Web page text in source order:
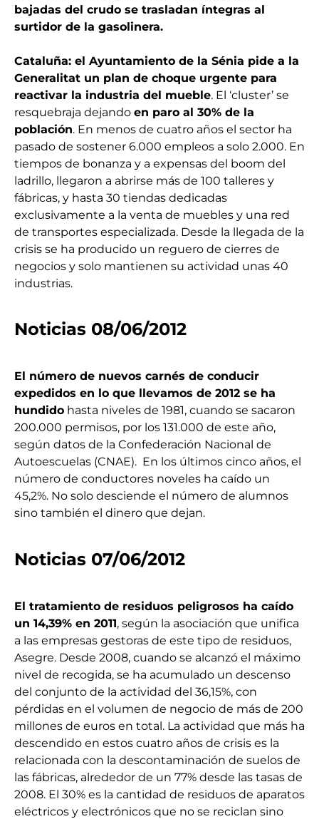
bajadas del crudo se trasladan íntegras al
surtidor de la gasolinera.
Cataluña: el Ayuntamiento de la Sénia pide a la
Generalitat un plan de choque urgente para
reactivar la industria del mueble. El ‘cluster’ se
resquebraja dejando en paro al 30% de la
población. En menos de cuatro años el sector ha
pasado de sostener 6.000 empleos a solo 2.000. En
tiempos de bonanza y a expensas del boom del
ladrillo, llegaron a abrirse más de 100 talleres y
fábricas, y hasta 30 tiendas dedicadas
exclusivamente a la venta de muebles y una red
de transportes especializada. Desde la llegada de la
crisis se ha producido un reguero de cierres de
negocios y solo mantienen su actividad unas 40
industrias.
Noticias 08/06/2012
El número de nuevos carnés de conducir
expedidos en lo que llevamos de 2012 se ha
hundido hasta niveles de 1981, cuando se sacaron
200.000 permisos, por los 131.000 de este año,
según datos de la Confederación Nacional de
Autoescuelas (CNAE). En los últimos cinco años, el
número de conductores noveles ha caído un
45,2%. No solo desciende el número de alumnos
sino también el dinero que dejan.
Noticias 07/06/2012
El tratamiento de residuos peligrosos ha caído
un 14,39% en 2011, según la asociación que unifica
a las empresas gestoras de este tipo de residuos,
Asegre. Desde 2008, cuando se alcanzó el máximo
nivel de recogida, se ha acumulado un descenso
del conjunto de la actividad del 36,15%, con
pérdidas en el volumen de negocio de más de 200
millones de euros en total. La actividad que más ha
descendido en estos cuatro años de crisis es la
relacionada con la descontaminación de suelos de
las fábricas, alrededor de un 77% desde las tasas de
2008. El 30% es la cantidad de residuos de aparatos
eléctricos y electrónicos que no se reciclan sino